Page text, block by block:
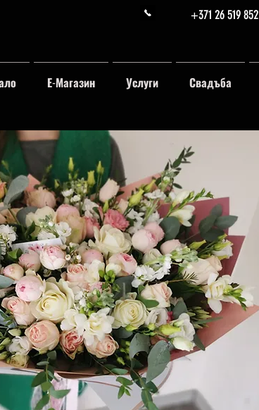
+371 26 519 852
Е-Магазин Услуги Свадъба